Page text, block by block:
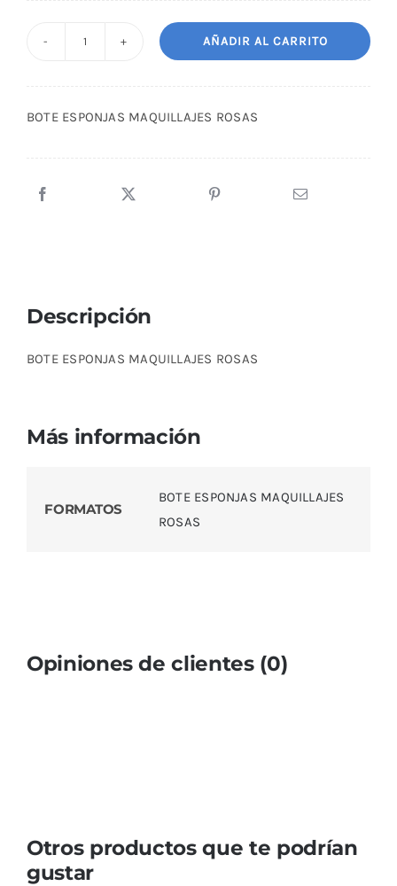
ROSAS
AÑADIR AL CARRITO
BOTE ESPONJAS MAQUILLAJES ROSAS
Descripción
BOTE ESPONJAS MAQUILLAJES ROSAS
Más información
FORMATOS
BOTE ESPONJAS MAQUILLAJES
ROSAS
Opiniones de clientes (0)
Otros productos que te podrían
gustar